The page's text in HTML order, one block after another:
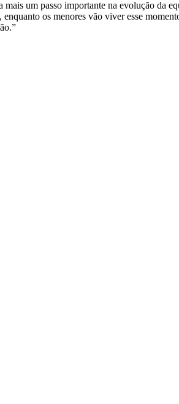
um passo importante na evolução da
os menores vão viver esse